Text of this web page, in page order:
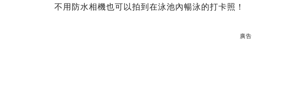
不用防水相機也可以拍到在泳池內暢泳的打卡照！
廣告